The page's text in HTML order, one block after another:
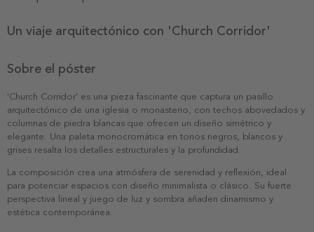
Un viaje arquitectónico con 'Church Corridor'
Sobre el póster
'Church Corridor' es una pieza fascinante que captura un pasillo
arquitectónico de una iglesia o monasterio, con techos abovedados y
columnas de piedra blancas que ofrecen un diseño simétrico y
elegante. Una paleta monocromática en tonos negros, blancos y
grises resalta los detalles estructurales y la profundidad.
La composición crea una atmósfera de serenidad y reflexión, ideal
para potenciar espacios con diseño minimalista o clásico. Su fuerte
perspectiva lineal y juego de luz y sombra añaden dinamismo y
estética contemporánea.